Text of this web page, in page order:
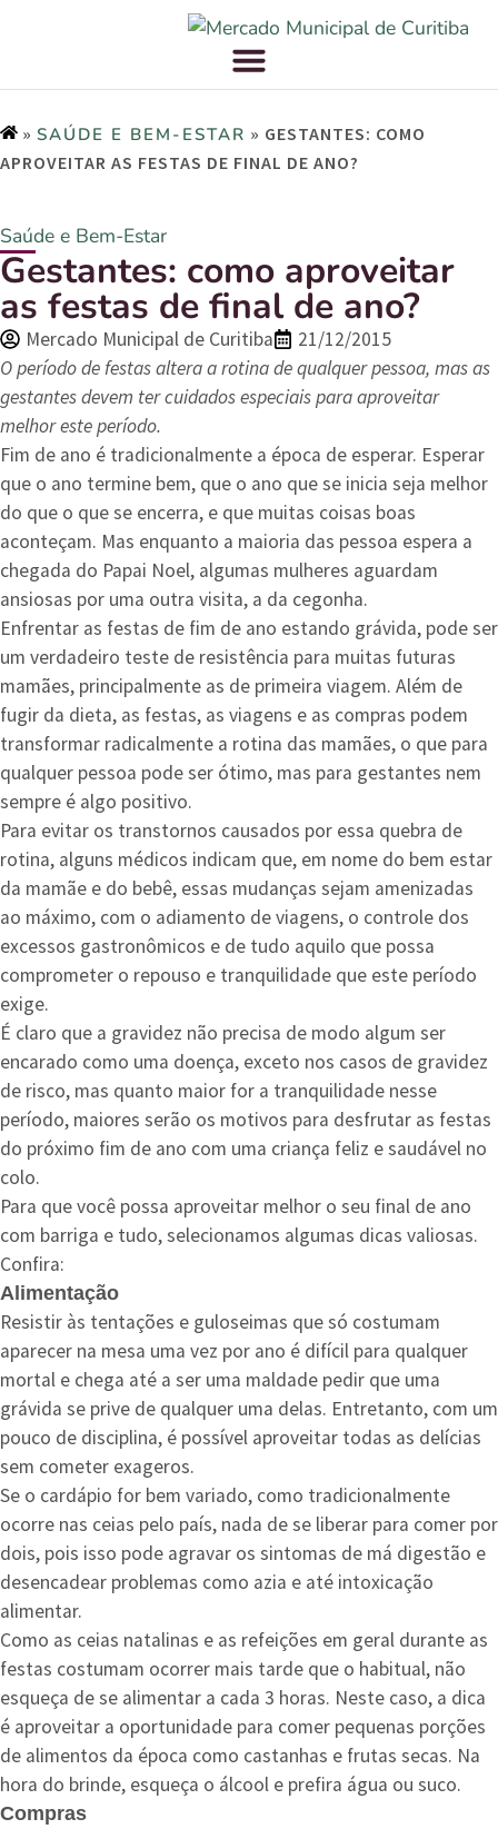
» SAÚDE E BEM-ESTAR » GESTANTES: COMO
APROVEITAR AS FESTAS DE FINAL DE ANO?
Saúde e Bem-Estar
Gestantes: como aproveitar
as festas de final de ano?
Mercado Municipal de Curitiba
21/12/2015
O período de festas altera a rotina de qualquer pessoa, mas as
gestantes devem ter cuidados especiais para aproveitar
melhor este período.
Fim de ano é tradicionalmente a época de esperar. Esperar
que o ano termine bem, que o ano que se inicia seja melhor
do que o que se encerra, e que muitas coisas boas
aconteçam. Mas enquanto a maioria das pessoa espera a
chegada do Papai Noel, algumas mulheres aguardam
ansiosas por uma outra visita, a da cegonha.
Enfrentar as festas de fim de ano estando grávida, pode ser
um verdadeiro teste de resistência para muitas futuras
mamães, principalmente as de primeira viagem. Além de
fugir da dieta, as festas, as viagens e as compras podem
transformar radicalmente a rotina das mamães, o que para
qualquer pessoa pode ser ótimo, mas para gestantes nem
sempre é algo positivo.
Para evitar os transtornos causados por essa quebra de
rotina, alguns médicos indicam que, em nome do bem estar
da mamãe e do bebê, essas mudanças sejam amenizadas
ao máximo, com o adiamento de viagens, o controle dos
excessos gastronômicos e de tudo aquilo que possa
comprometer o repouso e tranquilidade que este período
exige.
É claro que a gravidez não precisa de modo algum ser
encarado como uma doença, exceto nos casos de gravidez
de risco, mas quanto maior for a tranquilidade nesse
período, maiores serão os motivos para desfrutar as festas
do próximo fim de ano com uma criança feliz e saudável no
colo.
Para que você possa aproveitar melhor o seu final de ano
com barriga e tudo, selecionamos algumas dicas valiosas.
Confira:
Alimentação
Resistir às tentações e guloseimas que só costumam
aparecer na mesa uma vez por ano é difícil para qualquer
mortal e chega até a ser uma maldade pedir que uma
grávida se prive de qualquer uma delas. Entretanto, com um
pouco de disciplina, é possível aproveitar todas as delícias
sem cometer exageros.
Se o cardápio for bem variado, como tradicionalmente
ocorre nas ceias pelo país, nada de se liberar para comer por
dois, pois isso pode agravar os sintomas de má digestão e
desencadear problemas como azia e até intoxicação
alimentar.
Como as ceias natalinas e as refeições em geral durante as
festas costumam ocorrer mais tarde que o habitual, não
esqueça de se alimentar a cada 3 horas. Neste caso, a dica
é aproveitar a oportunidade para comer pequenas porções
de alimentos da época como castanhas e frutas secas. Na
hora do brinde, esqueça o álcool e prefira água ou suco.
Compras